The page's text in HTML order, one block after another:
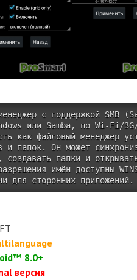
с поддержкой SMB
или Samba, по Wi-Fi/
как файловый менеджер
и папок. Он может
создавать папки и
имён доступны
для сторонних
8.0+
версия